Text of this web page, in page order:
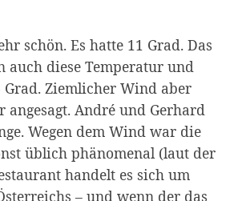
schön. Es hatte 11 Grad. Das
auch diese Temperatur und
Grad. Ziemlicher Wind aber
angesagt. André und Gerhard
Wegen dem Wind war die
üblich phänomenal (laut der
handelt es sich um
– und wenn der das